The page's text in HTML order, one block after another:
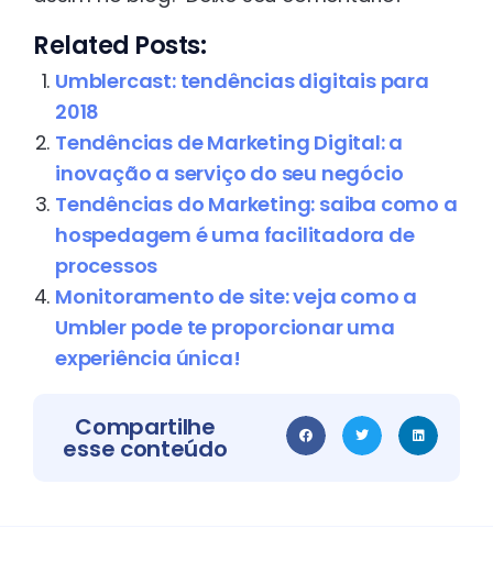
Related Posts:
Umblercast: tendências digitais para
2018
Tendências de Marketing Digital: a
inovação a serviço do seu negócio
Tendências do Marketing: saiba como a
hospedagem é uma facilitadora de
processos
Monitoramento de site: veja como a
Umbler pode te proporcionar uma
experiência única!
Compartilhe
esse conteúdo